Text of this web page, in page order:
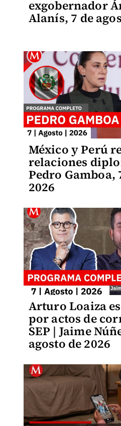
exgobernador
Alanís, 7 de
México y Perú
relaciones
Pedro Gamboa,
2026
Arturo Loaiza
por actos de
SEP | Jaime
agosto de 2026